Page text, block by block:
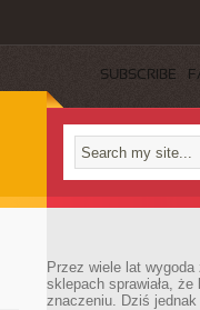
SUBSCRIBE
Przez wiele lat
sklepach sprawiała, że
znaczeniu. Dziś